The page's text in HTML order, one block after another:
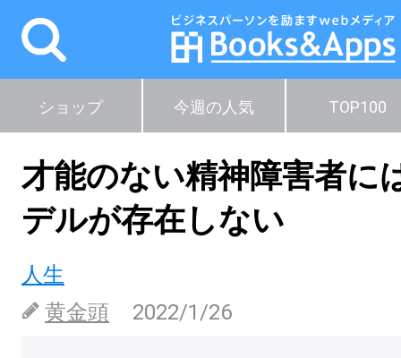
ショップ 今週の人気 TOP100
才能のない精神障害者に
デルが存在しない
人生
黄金頭
2022/1/26